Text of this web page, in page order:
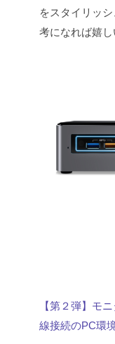
をスタイリッ
考になれば嬉し
【第２弾】モ
線接続のPC環